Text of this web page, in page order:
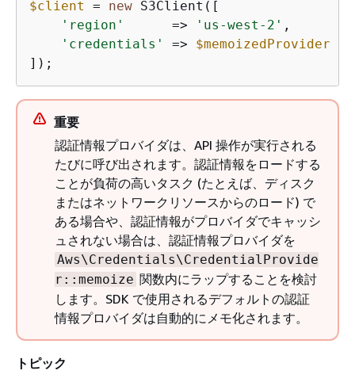
$client = new S3Client([
'region'
      =>
'us-west-2' ,
'credentials'
=> $memoizedProvider
]);
重要
認証情報プロバイダは、API 操作が実行される
たびに呼び出されます。認証情報をロードする
ことが負荷の高いタスク (たとえば、ディスク
またはネットワークリソースからのロード) で
ある場合や、認証情報がプロバイダでキャッシ
ュされない場合は、認証情報プロバイダを
Aws\Credentials\CredentialProvide
r::memoize 関数内にラップすることを検討
します。SDK で使用されるデフォルトの認証
情報プロバイダは自動的にメモ化されます。
トピック